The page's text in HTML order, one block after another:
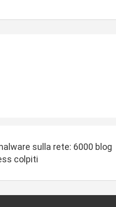
sulla rete: 6000 blog
colpiti